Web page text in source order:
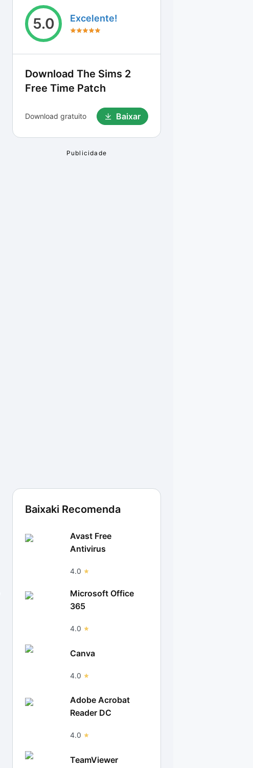
5.0 Excelente!
Download The Sims 2
Free Time Patch
Download gratuito Baixar
Baixaki Recomenda
Avast Free
Antivirus
4.0
Microsoft Office
365
4.0
Canva
4.0
Adobe Acrobat
Reader DC
4.0
TeamViewer